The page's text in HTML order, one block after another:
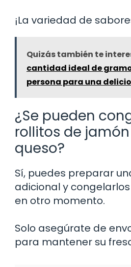
¡La variedad de
Quizás también te
cantidad ideal de
persona para una
¿Se pueden
rollitos de
queso?
Sí, puedes preparar
adicional y
en otro momento.
Solo asegúrate de
para mantener su